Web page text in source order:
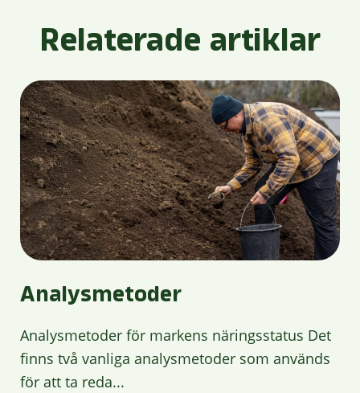
Relaterade artiklar
Analysmetoder
Analysmetoder för markens näringsstatus Det
finns två vanliga analysmetoder som används
för att ta reda...